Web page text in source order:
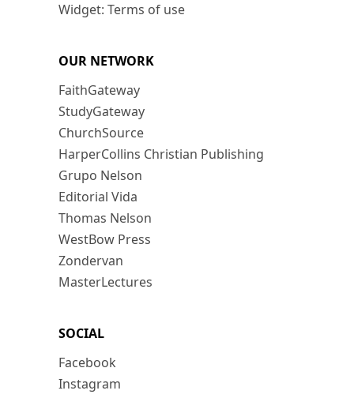
Widget: Terms of use
OUR NETWORK
FaithGateway
StudyGateway
ChurchSource
HarperCollins Christian Publishing
Grupo Nelson
Editorial Vida
Thomas Nelson
WestBow Press
Zondervan
MasterLectures
SOCIAL
Facebook
Instagram